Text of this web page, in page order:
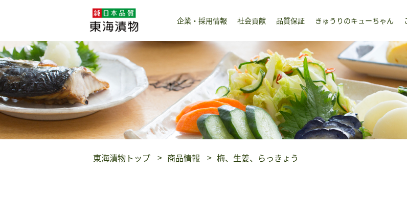
企業・採用情報 社会貢献 品質保証 きゅうりのキューちゃん
東海漬物トップ 商品情報 梅、生姜、らっきょう